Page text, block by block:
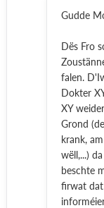
Gudde
Dës Fro
falen.
Dokter
XY
Grond
krank,
wëll,...)
beschte
firwat dat